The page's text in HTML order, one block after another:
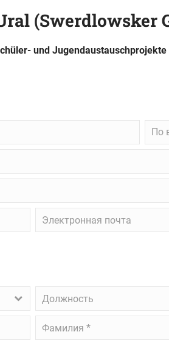
(Swerdlowsker
und
По
вид
По
Электронная
почта
Должность
Фамилия